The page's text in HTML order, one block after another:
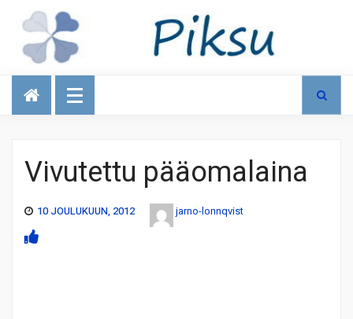
Talous
Vivutettu pääomalaina
10 JOULUKUUN, 2012 jarno-lonnqvist